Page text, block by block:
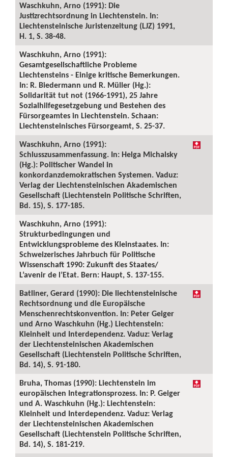
Waschkuhn, Arno (1991): Die
Justizrechtsordnung in Liechtenstein. In:
Liechtensteinische Juristenzeitung (LJZ) 1991,
H. 1, S. 38-48.
Waschkuhn, Arno (1991):
Gesamtgesellschaftliche Probleme
Liechtensteins - Einige kritische Bemerkungen.
In: R. Biedermann und R. Müller (Hg.):
Solidarität tut not (1966-1991), 25 Jahre
Sozialhilfegesetzgebung und Bestehen des
Fürsorgeamtes in Liechtenstein. Schaan:
Liechtensteinisches Fürsorgeamt, S. 25-37.
Waschkuhn, Arno (1991):
Schlusszusammenfassung. In: Helga Michalsky
(Hg.): Politischer Wandel in
konkordanzdemokratischen Systemen. Vaduz:
Verlag der Liechtensteinischen Akademischen
Gesellschaft (Liechtenstein Politische Schriften,
Bd. 15), S. 177-185.
Waschkuhn, Arno (1991):
Strukturbedingungen und
Entwicklungsprobleme des Kleinstaates. In:
Schweizerisches Jahrbuch für Politische
Wissenschaft 1990: Zukunft des Staates/
L’avenir de l’Etat. Bern: Haupt, S. 137-155.
Batliner, Gerard (1990): Die liechtensteinische
Rechtsordnung und die Europäische
Menschenrechtskonvention. In: Peter Geiger
und Arno Waschkuhn (Hg.) Liechtenstein:
Kleinheit und Interdependenz. Vaduz: Verlag
der Liechtensteinischen Akademischen
Gesellschaft (Liechtenstein Politische Schriften,
Bd. 14), S. 91-180.
Bruha, Thomas (1990): Liechtenstein im
europäischen Integrationsprozess. In: P. Geiger
und A. Waschkuhn (Hg.): Liechtenstein:
Kleinheit und Interdependenz. Vaduz: Verlag
der Liechtensteinischen Akademischen
Gesellschaft (Liechtenstein Politische Schriften,
Bd. 14), S. 181-219.